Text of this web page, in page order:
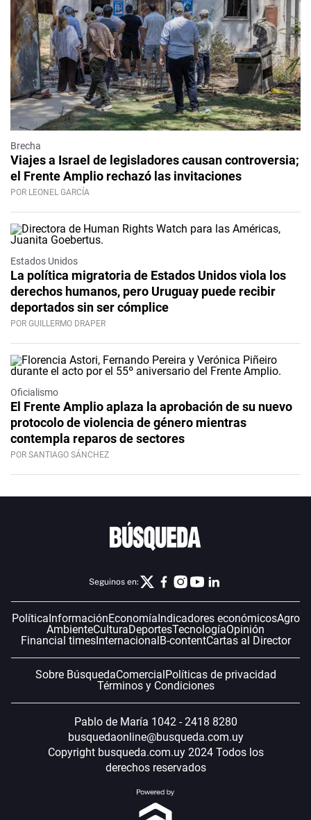
Brecha
Viajes a Israel de legisladores causan controversia;
el Frente Amplio rechazó las invitaciones
POR LEONEL GARCÍA
Estados Unidos
La política migratoria de Estados Unidos viola los
derechos humanos, pero Uruguay puede recibir
deportados sin ser cómplice
POR GUILLERMO DRAPER
Oficialismo
El Frente Amplio aplaza la aprobación de su nuevo
protocolo de violencia de género mientras
contempla reparos de sectores
POR SANTIAGO SÁNCHEZ
Seguinos en:
PolíticaInformaciónEconomíaIndicadores económicosAgro
AmbienteCulturaDeportesTecnologíaOpinión
Financial timesInternacionalB-contentCartas al Director
Sobre BúsquedaComercialPolíticas de privacidad
Términos y Condiciones
Pablo de María 1042 - 2418 8280
busquedaonline@busqueda.com.uy
Copyright busqueda.com.uy 2024 Todos los
derechos reservados